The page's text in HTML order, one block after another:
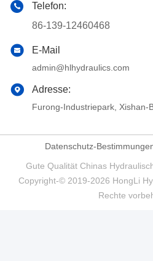
Telefon:
86-139-12460468
E-Mail
admin@hlhydraulics.com
Adresse:
Furong-Industriepark, Xishan-
Datenschutz-
Gute Qualität Chinas
Copyright-© 2019-2026 HongLi
Rechte